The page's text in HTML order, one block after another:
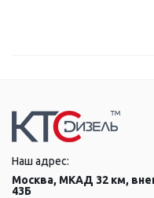
Наш адрес:
Москва, МКАД 32 км,
43Б